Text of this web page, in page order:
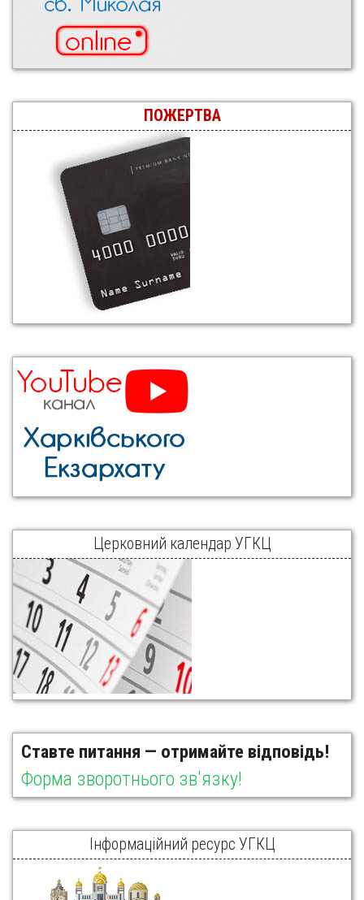
ПОЖЕРТВА
Церковний календар УГКЦ
Ставте питання — отримайте відповідь!
Форма зворотнього зв'язку!
Інформаційний ресурс УГКЦ